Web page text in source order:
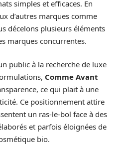
simples et efficaces. En
d’autres marques comme
décelons plusieurs éléments
marques concurrentes.
public à la recherche de luxe
Comme Avant
ce qui plait à une
Ce positionnement attire
un ras-le-bol face à des
et parfois éloignées de
bio.